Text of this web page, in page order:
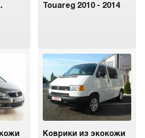
Touareg 2010 - 2014
Коврики из экокожи